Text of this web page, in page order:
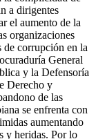
a dirigentes
el aumento de la
organizaciones
de corrupción en la
General
y la Defensoría
Derecho y
de las
se enfrenta con
aumentando
y heridas. Por lo